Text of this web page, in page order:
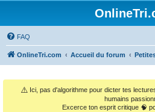
FAQ
OnlineTri.com Accueil du forum
⚠️ Ici, pas d'algorithme pour dicter tes
humains
Excerce ton esprit critique 🧠